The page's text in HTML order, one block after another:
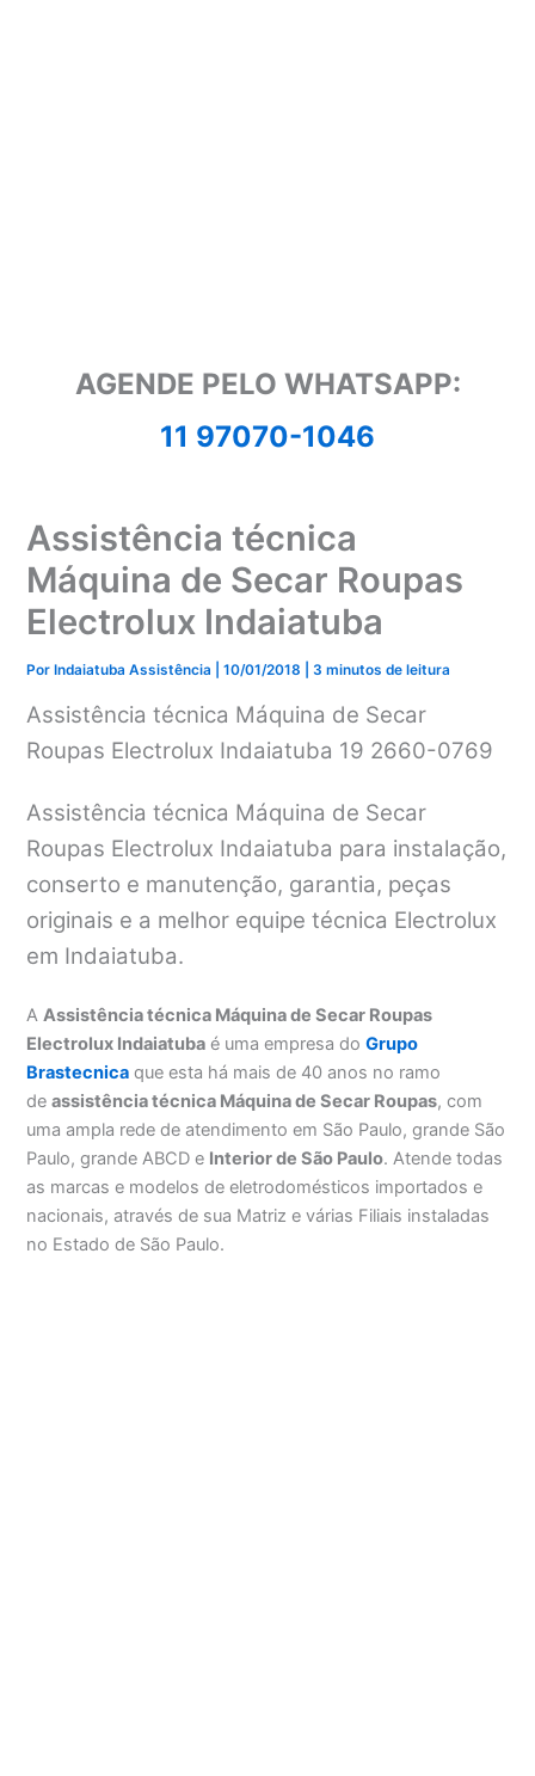
AGENDE PELO WHATSAPP:
11 97070-1046
Assistência técnica
Máquina de Secar Roupas
Electrolux Indaiatuba
Por Indaiatuba Assistência |10/01/2018 |3 minutos de leitura
Assistência técnica Máquina de Secar
Roupas Electrolux Indaiatuba 19 2660-0769
Assistência técnica Máquina de Secar
Roupas Electrolux Indaiatuba para instalação,
conserto e manutenção, garantia, peças
originais e a melhor equipe técnica Electrolux
em Indaiatuba.
AAssistência técnica Máquina de Secar Roupas
Electrolux Indaiatuba é uma empresa doGrupo
Brastecnica que esta há mais de 40 anos no ramo
deassistência técnica Máquina de Secar Roupas, com
uma ampla rede de atendimento em São Paulo, grande São
Paulo, grande ABCD e Interior de São Paulo. Atende todas
as marcas e modelos de eletrodomésticos importados e
nacionais, através de sua Matriz e várias Filiais instaladas
no Estado de São Paulo.